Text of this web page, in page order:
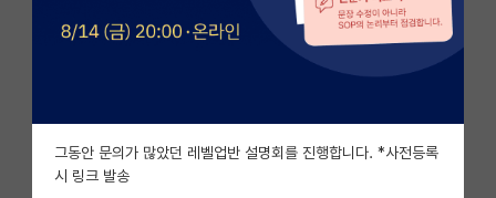
베스트 게시판
자유 게시판(아무개랩)
미국 유학 게시판
그동안 문의가 많았던 레벨업반 설명회를 진행합니다. *사전등록
시 링크 발송